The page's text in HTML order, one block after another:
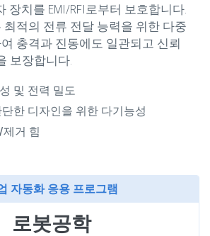
장치를 EMI/RFI로부터 보호합니다.
적의 전류 전달 능력을 위한 다중
충격과 진동에도 일관되고 신뢰
보장합니다.
및 전력 밀도
한 디자인을 위한 다기능성
거 힘
자동화 응용 프로그램
로봇공학